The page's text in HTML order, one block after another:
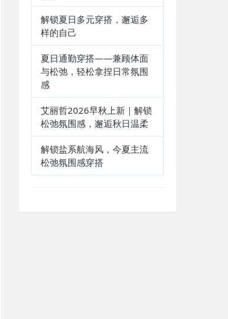
解锁夏日多元穿搭，邂逅多
样的自己
夏日通勤穿搭——兼顾体面
与松弛，轻松拿捏日常氛围
感
艾丽哲2026早秋上新｜解锁
松弛氛围感，邂逅秋日温柔
解锁盐系航海风，今夏主流
松弛氛围感穿搭